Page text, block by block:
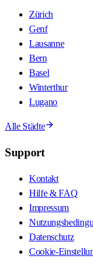
Zürich
Genf
Lausanne
Bern
Basel
Winterthur
Lugano
Alle Städte
Support
Kontakt
Hilfe & FAQ
Impressum
Datenschutz
Cookie-